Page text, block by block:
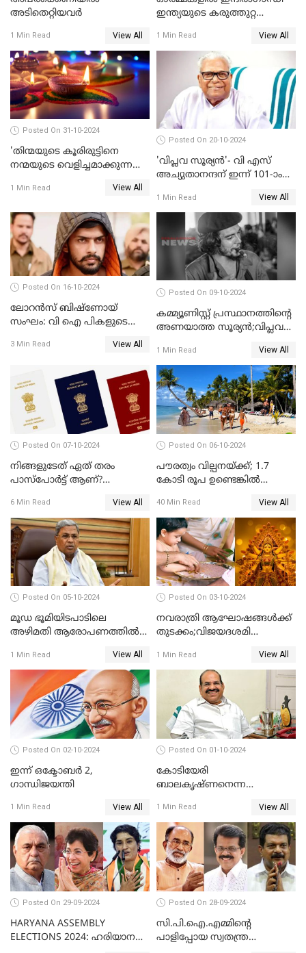
അടിതെറ്റിയവർ
1 Min Read View All
ഇന്ത്യയുടെ കരുത്തുറ്റ
രക്തസാക്ഷിത്വത്തിന് 40
വർഷങ്ങൾ
1 Min Read View All
Posted On 31-10-2024
'തിന്മയുടെ കൂരിരുട്ടിനെ
നന്മയുടെ വെളിച്ചമാക്കുന്ന
ആശംസകൾ
1 Min Read View All
Posted On 20-10-2024
'വിപ്ലവ സൂര്യന്‍'- വി എസ്
അച്യുതാനന്ദന് ഇന്ന് 101-ാം
1 Min Read View All
Posted On 16-10-2024
ലോറൻസ് ബിഷ്ണോയ്
സംഘം: വി ഐ പികളുടെ
3 Min Read View All
Posted On 09-10-2024
കമ്മ്യൂണിസ്റ്റ് പ്രസ്ഥാനത്തിന്റെ
അണയാത്ത സൂര്യൻ;വിപ്ലവ
1 Min Read View All
Posted On 07-10-2024
നിങ്ങളുടേത് ഏത് തരം
പാസ്പോർട്ട് ആണ്?
പാസ്‌പോർട്ടുകൾ
പരിചയപ്പെടാം
6 Min Read View All
Posted On 06-10-2024
പൗരത്വം വില്പനയ്ക്ക്; 1.7
കോടി രൂപ ഉണ്ടെങ്കിൽ
രാജ്യത്തെ പൗരനാകാം
40 Min Read View All
Posted On 05-10-2024
മൂഡ ഭൂമിയിടപാടിലെ
അഴിമതി ആരോപണത്തിൽ
കോൺഗ്രസ് സർക്കാർ..
1 Min Read View All
Posted On 03-10-2024
നവരാത്രി ആഘോഷങ്ങൾക്ക്
തുടക്കം;വിജയദശമി
1 Min Read View All
Posted On 02-10-2024
ഇന്ന് ഒക്ടോബര്‍ 2,
ഗാന്ധിജയന്തി
1 Min Read View All
Posted On 01-10-2024
കോടിയേരി
ബാലകൃഷ്ണനെന്ന
ഇന്നേക്ക് 2 വര്‍ഷം
1 Min Read View All
Posted On 29-09-2024
HARYANA ASSEMBLY
ELECTIONS 2024: ഹരിയാന
Posted On 28-09-2024
സി.പി.ഐ.എമ്മിൻ്റെ
പാളിപ്പോയ സ്വതന്ത്ര